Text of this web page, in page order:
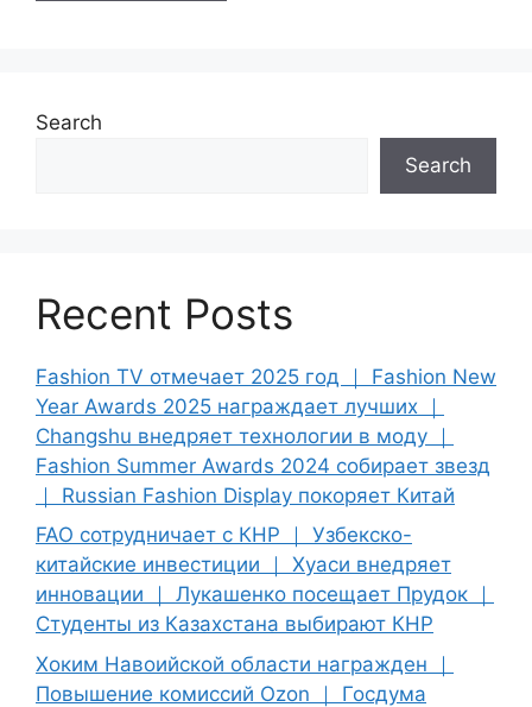
Search
Search
Recent Posts
Fashion TV отмечает 2025 год ｜ Fashion New
Year Awards 2025 награждает лучших ｜
Changshu внедряет технологии в моду ｜
Fashion Summer Awards 2024 собирает звезд
｜ Russian Fashion Display покоряет Китай
FAO сотрудничает с КНР ｜ Узбекско-
китайские инвестиции ｜ Хуаси внедряет
инновации ｜ Лукашенко посещает Прудок ｜
Студенты из Казахстана выбирают КНР
Хоким Навоийской области награжден ｜
Повышение комиссий Ozon ｜ Госдума